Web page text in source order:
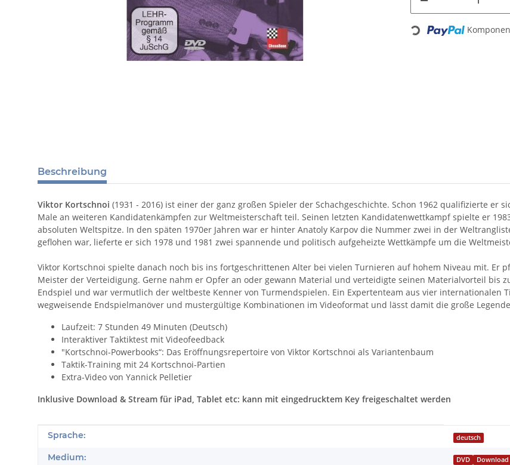
Loading...
Beschreibung
Viktor Kortschnoi (1931 - 2016) ist einer der ganz großen Spieler der Schachgeschichte. Schon 1962 qualifizierte
Male an weiteren Kandidatenkämpfen zur Weltmeisterschaft teil. Seinen letzten Kandidatenwettkampf spielte er
absoluten Weltspitze. In den späten 1970er Jahren war er hinter Anatoly Karpov die Nummer zwei in der
geflohen war, lieferte er sich 1978 und 1981 zwei spannende und politisch aufgeheizte Wettkämpfe um die
Viktor Kortschnoi spielte danach noch bis ins fortgeschrittenen Alter bei vielen Turnieren auf hohem Niveau mit. Er
Meister der Verteidigung. Gerne nahm er Opfer an oder gewann Material und verteidigte seinen Materialvorteil bis
Endspiel und war vermutlich der weltbeste Kenner von Turmendspielen. Ein Expertenteam aus vier internationalen
wegweisende Endspielmanöver und mustergültige Kombinationen im Videoformat und lässt damit die große
Laufzeit: 7 Stunden 49 Minuten (Deutsch)
Interaktiver Taktiktest mit Videofeedback
"Kortschnoi-Powerbooks“: Das Eröffnungsrepertoire von Viktor Kortschnoi als Variantenbaum
Taktik-Training mit 24 Kortschnoi-Partien
Extra-Video von Yannick Pelletier
Inklusive Download & Stream für iPad, Tablet etc: kann mit eingedrucktem Key freigeschaltet werden
Produkteigenschaft
Wert
Sprache: deutsch
Medium: DVD Download